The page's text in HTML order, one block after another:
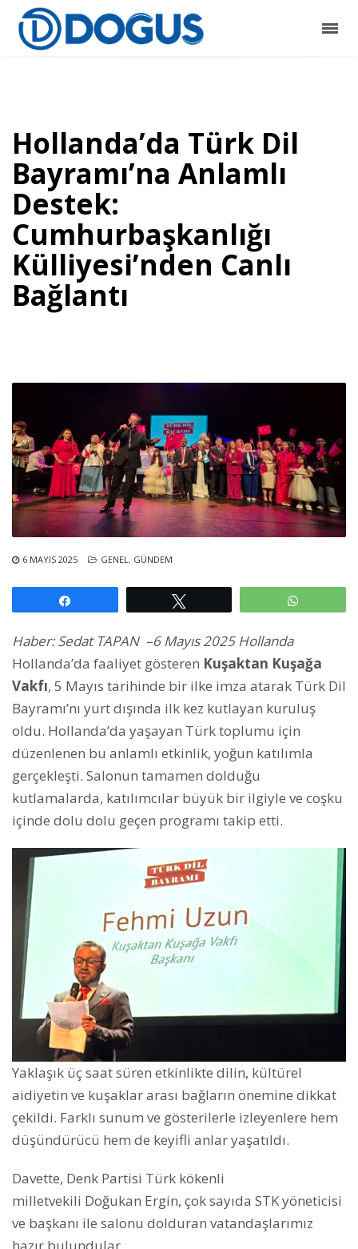
Hollanda’da Türk Dil
Bayramı’na Anlamlı
Destek:
Cumhurbaşkanlığı
Külliyesi’nden Canlı
Bağlantı
6 MAYIS 2025 GENEL , GÜNDEM
Haber: Sedat TAPAN –6 Mayıs 2025 Hollanda
Hollanda’da faaliyet gösteren Kuşaktan Kuşağa
Vakfı, 5 Mayıs tarihinde bir ilke imza atarak Türk Dil
Bayramı’nı yurt dışında ilk kez kutlayan kuruluş
oldu. Hollanda’da yaşayan Türk toplumu için
düzenlenen bu anlamlı etkinlik, yoğun katılımla
gerçekleşti. Salonun tamamen dolduğu
kutlamalarda, katılımcılar büyük bir ilgiyle ve coşku
içinde dolu dolu geçen programı takip etti.
Yaklaşık üç saat süren etkinlikte dilin, kültürel
aidiyetin ve kuşaklar arası bağların önemine dikkat
çekildi. Farklı sunum ve gösterilerle izleyenlere hem
düşündürücü hem de keyifli anlar yaşatıldı.
Davette, Denk Partisi Türk kökenli
milletvekili Doğukan Ergin, çok sayıda STK yöneticisi
ve başkanı ile salonu dolduran vatandaşlarımız
hazır bulundular.